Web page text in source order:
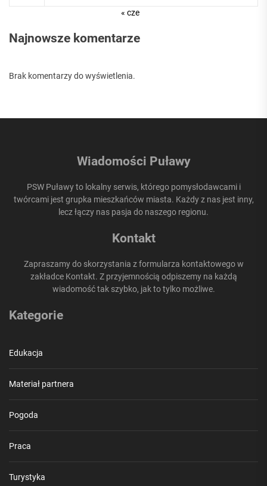
« cze
Najnowsze komentarze
Brak komentarzy do wyświetlenia.
Wiadomości Puławy
PSW Puławy to lokalny serwis, którego pomysłodawcami i
twórcami jest grupka mieszkańców miasta. Każdy z nas jest inny,
lecz łączy nas pasja do naszego regionu.
Kontakt
Zapraszamy do skorzystania z formularza kontaktowego w
zakładce Kontakt. Z przyjemnością odpiszemy na każdą
wiadomość tak szybko, jak to tylko możliwe.
Kategorie
Edukacja
Materiał partnera
Pogoda
Praca
Turystyka